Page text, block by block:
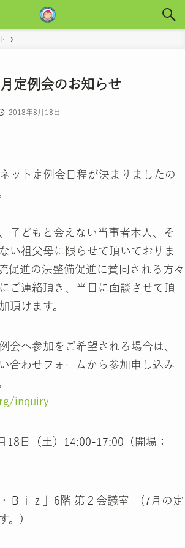
定例会のお知らせ
2018年8月18日
ット定例会日程が決まりましたの
子どもと会えない当事者本人、そ
い祖父母に限らせて頂いておりま
促進の法整備促進に賛同される方々
ご連絡頂き、当日に面談させて頂
頂けます。
会へ参加をご希望される場合は、
合わせフォームから参加申し込み
inquiry
18日（土）14:00-17:00（開場：
・Ｂｉｚ」6階 第２会議室 (7月の定
。)